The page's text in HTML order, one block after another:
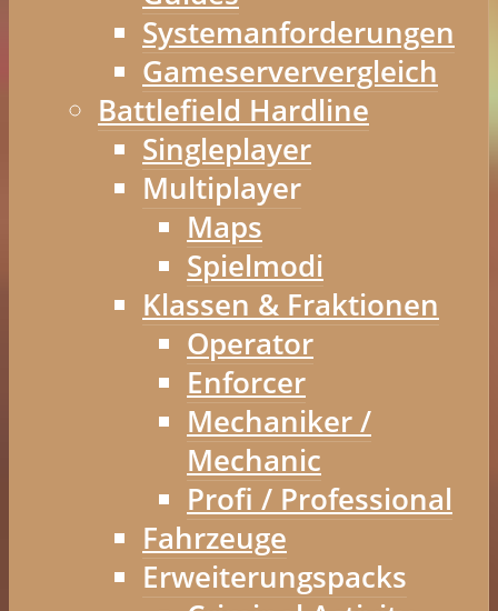
Systemanforderungen
Gameserververgleich
Battlefield Hardline
Singleplayer
Multiplayer
Maps
Spielmodi
Klassen & Fraktionen
Operator
Enforcer
Mechaniker /
Mechanic
Profi / Professional
Fahrzeuge
Erweiterungspacks